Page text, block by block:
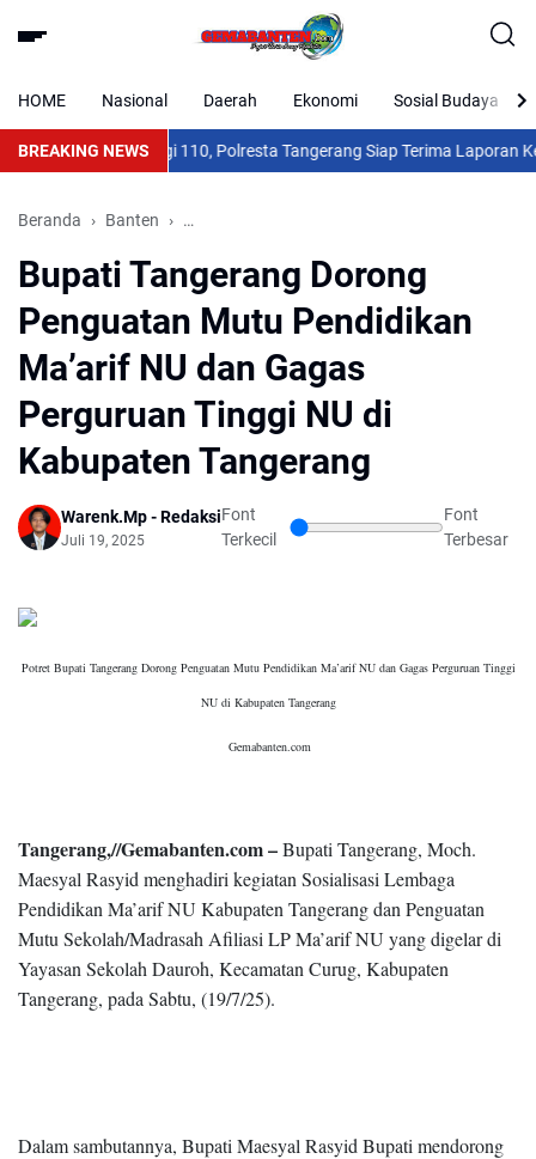
HOME Nasional Daerah Ekonomi Sosial Budaya
BREAKING NEWS
Bersih? Hubungi 110, Polresta Tangerang Siap Terima Laporan
Beranda Banten Bupati Tangerang Dorong Penguatan Mutu
Bupati Tangerang Dorong
Penguatan Mutu Pendidikan
Ma’arif NU dan Gagas
Perguruan Tinggi NU di
Kabupaten Tangerang
Warenk.Mp - Redaksi
Juli 19, 2025
Font
Terkecil
Font
Terbesar
Potret Bupati Tangerang Dorong Penguatan Mutu Pendidikan Ma’arif NU dan Gagas Perguruan Tinggi
NU di Kabupaten Tangerang
Gemabanten.com
Tangerang,//Gemabanten.com –Bupati Tangerang, Moch.
Maesyal Rasyid menghadiri kegiatan Sosialisasi Lembaga
Pendidikan Ma’arif NU Kabupaten Tangerang dan Penguatan
Mutu Sekolah/Madrasah Afiliasi LP Ma’arif NU yang digelar di
Yayasan Sekolah Dauroh, Kecamatan Curug, Kabupaten
Tangerang, pada Sabtu, (19/7/25).
Dalam sambutannya, Bupati Maesyal Rasyid Bupati mendorong